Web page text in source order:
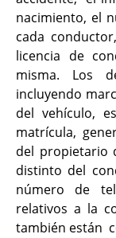
nacimiento, el
cada
licencia de
misma. Los
incluyendo
del vehículo,
matrícula,
del propietario
distinto del
número de
relativos a la
también están